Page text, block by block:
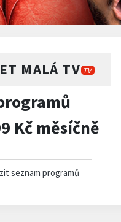
MALÁ TV TV
Kč měsíčně
seznam programů